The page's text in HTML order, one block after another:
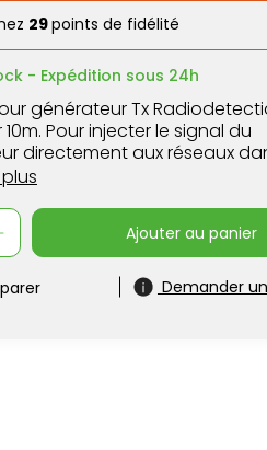
29points de fidélité
- Expédition sous 24h
générateur Tx
Pourinjecter le signal du
directement aux réseaux
peu plus longue
ajouter au panier
Demander